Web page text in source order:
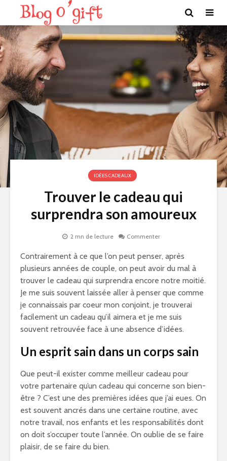
IDÉES CADEAUX
Trouver le cadeau qui
surprendra son amoureux
2 mn de lecture Commenter
Contrairement à ce que l’on peut penser, après
plusieurs années de couple, on peut avoir du mal à
trouver le cadeau qui surprendra encore notre moitié.
Je me suis souvent laissée aller à penser que comme
je connaissais par coeur mon conjoint, je trouverai
facilement un cadeau qu’il aimera et je me suis
souvent retrouvée face à une absence d’idées.
Un esprit sain dans un corps sain
Que peut-il exister comme meilleur cadeau pour
votre partenaire qu’un cadeau qui concerne son bien-
être ? C’est une des premières idées que j’ai eues. On
est souvent ancrés dans une certaine routine, avec
notre travail, nos enfants et les responsabilités dont
on doit s’occuper toute l’année. On oublie de se faire
plaisir, de se faire du bien.